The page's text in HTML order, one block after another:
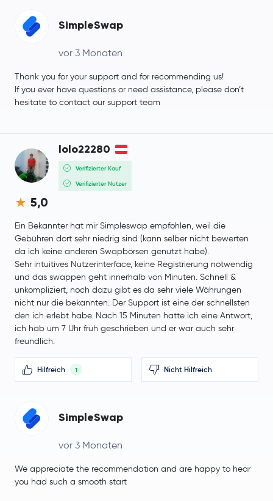
SimpleSwap
vor 3 Monaten
Thank you for your support and for recommending us!
If you ever have questions or need assistance, please don’t
hesitate to contact our support team
lolo22280
Verifizierter Kauf
Verifizierter Nutzer
5,0
Ein Bekannter hat mir Simpleswap empfohlen, weil die
Gebühren dort sehr niedrig sind (kann selber nicht bewerten
da ich keine anderen Swapbörsen genutzt habe).
Sehr intuitives Nutzerinterface, keine Registrierung notwendig
und das swappen geht innerhalb von Minuten. Schnell &
unkompliziert, noch dazu gibt es da sehr viele Währungen
nicht nur die bekannten. Der Support ist eine der schnellsten
den ich erlebt habe. Nach 15 Minuten hatte ich eine Antwort,
ich hab um 7 Uhr früh geschrieben und er war auch sehr
freundlich.
Hilfreich 1 Nicht Hilfreich
SimpleSwap
vor 3 Monaten
We appreciate the recommendation and are happy to hear
you had such a smooth start